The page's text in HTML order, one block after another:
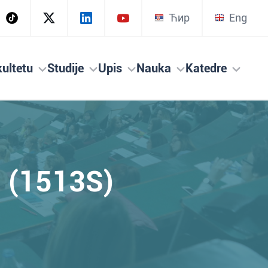
Ћир Eng
Studije Upis Nauka Katedre